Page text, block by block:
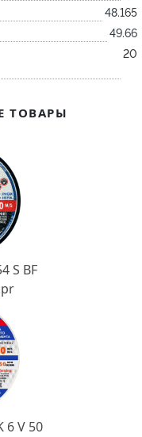
48.165
49.66
20
ТОВАРЫ
S BF
6 V 50